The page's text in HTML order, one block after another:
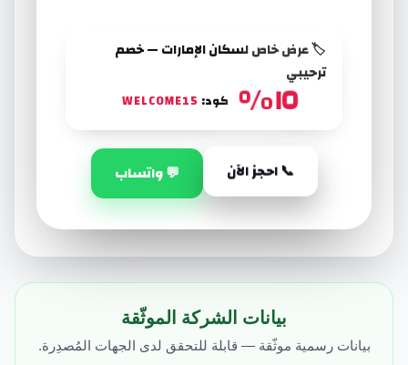
🏷️ عرض خاص لسكان الإمارات — خصم
ترحيبي
١٥٪ كود: WELCOME15
📞 احجز الآن 💬 واتساب
بيانات الشركة الموثّقة
بيانات رسمية موثّقة — قابلة للتحقق لدى الجهات المُصدِرة.